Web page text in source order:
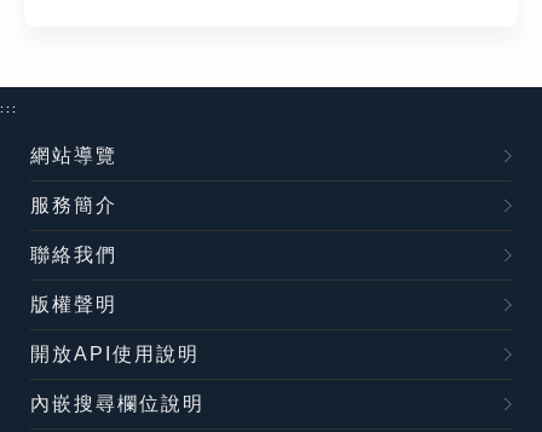
:::
網站導覽
服務簡介
聯絡我們
版權聲明
開放API使用說明
內嵌搜尋欄位說明